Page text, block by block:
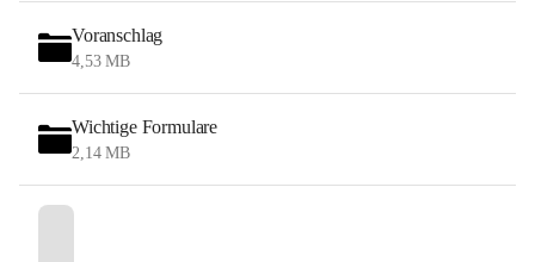
Voranschlag
4,53 MB
Wichtige Formulare
2,14 MB